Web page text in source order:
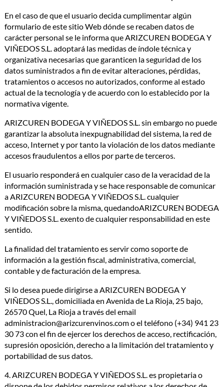
En el caso de que el usuario decida cumplimentar algún
formulario de este sitio Web dónde se recaben datos de
carácter personal se le informa que ARIZCUREN BODEGA Y
VIÑEDOS S.L. adoptará las medidas de índole técnica y
organizativa necesarias que garanticen la seguridad de los
datos suministrados a fin de evitar alteraciones, pérdidas,
tratamientos o accesos no autorizados, conforme al estado
actual de la tecnología y de acuerdo con lo establecido por la
normativa vigente.
ARIZCUREN BODEGA Y VIÑEDOS S.L. sin embargo no puede
garantizar la absoluta inexpugnabilidad del sistema, la red de
acceso, Internet y por tanto la violación de los datos mediante
accesos fraudulentos a ellos por parte de terceros.
El usuario responderá en cualquier caso de la veracidad de la
información suministrada y se hace responsable de comunicar
a ARIZCUREN BODEGA Y VIÑEDOS S.L. cualquier
modificación sobre la misma, quedandoARIZCUREN BODEGA
Y VIÑEDOS S.L. exento de cualquier responsabilidad en este
sentido.
La finalidad del tratamiento es servir como soporte de
información a la gestión fiscal, administrativa, comercial,
contable y de facturación de la empresa.
Si lo desea puede dirigirse a ARIZCUREN BODEGA Y
VIÑEDOS S.L., domiciliada en Avenida de La Rioja, 25 bajo,
26570 Quel, La Rioja a través del email
administracion@arizcurenvinos.com o el teléfono (+34) 941 23
30 73 con el fin de ejercer los derechos de acceso, rectificación,
supresión oposición, derecho a la limitación del tratamiento y
portabilidad de sus datos.
4. ARIZCUREN BODEGA Y VIÑEDOS S.L. es propietaria o